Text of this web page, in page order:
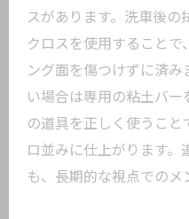
スがあります。洗車後の
クロスを使用することで
ング面を傷つけずに済み
い場合は専用の粘土バー
の道具を正しく使うこ
ロ並みに仕上がります
も、長期的な視点でのメ